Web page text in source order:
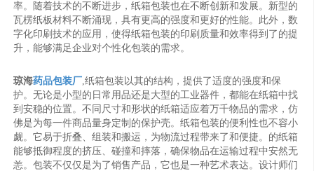
率。随着技术的不断进步，纸箱包装也在不断创新和发展。新型的
瓦楞纸板材料不断涌现，具有更高的强度和更好的性能。此外，数
字化印刷技术的应用，使得纸箱包装的印刷质量和效率得到了的提
升，能够满足企业对个性化包装的需求。
琼海药品包装厂,纸箱包装以其的结构，提供了适度的强度和保
护。无论是小型的日常用品还是大型的工业器件，都能在纸箱中找
到安稳的位置。不同尺寸和形状的纸箱适应着万千物品的需求，仿
佛是为每一件商品量身定制的保护壳。纸箱包装的便利性也不容小
觑。它易于折叠、组装和搬运，为物流过程带来了和便捷。的纸箱
能够抵御程度的挤压、碰撞和摔落，确保物品在运输过程中安然无
恙。包装不仅仅是为了销售产品，它也是一种艺术表达。设计师们